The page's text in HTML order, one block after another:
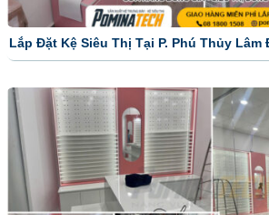
Lắp Đặt Kệ Siêu Thị Tại P. Phú Thủy Lâm